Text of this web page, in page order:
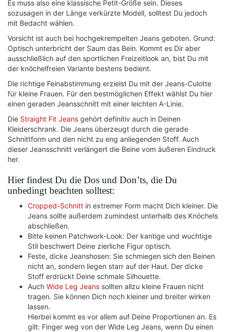
Es muss also eine klassische Petit-Größe sein. Dieses
sozusagen in der Länge verkürzte Modell, solltest Du jedoch
mit Bedacht wählen.
Vorsicht ist auch bei hochgekrempelten Jeans geboten. Grund:
Optisch unterbricht der Saum das Bein. Kommt es Dir aber
ausschließlich auf den sportlichen Freizeitlook an, bist Du mit
der knöchelfreien Variante bestens bedient.
Die richtige Feinabstimmung erzielst Du mit der Jeans-Culotte
für kleine Frauen. Für den bestmöglichen Effekt wählst Du hier
einen geraden Jeansschnitt mit einer leichten A-Linie.
Die Straight Fit Jeans gehört definitiv auch in Deinen
Kleiderschrank. Die Jeans überzeugt durch die gerade
Schnittform und den nicht zu eng anliegenden Stoff. Auch
dieser Jeansschnitt verlängert die Beine vom äußeren Eindruck
her.
Hier findest Du die Dos und Don’ts, die Du
unbedingt beachten solltest:
Cropped-Schnitt in extremer Form macht Dich kleiner. Die
Jeans sollte außerdem zumindest unterhalb des Knöchels
abschließen.
Bitte keinen Patchwork-Look: Der kantige und wuchtige
Stil beschwert Deine zierliche Figur optisch.
Feste, dicke Jeanshosen: Sie schmiegen sich den Beinen
nicht an, sondern liegen starr auf der Haut. Der dicke
Stoff erdrückt Deine schmale Silhouette.
Auch Wide Leg Jeans sollten allzu kleine Frauen nicht
tragen. Sie können Dich noch kleiner und breiter wirken
lassen.
Hierbei kommt es vor allem auf Deine Proportionen an. Es
gilt: Finger weg von der Wide Leg Jeans, wenn Du einen